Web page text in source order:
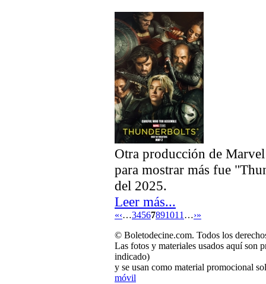
Otra producción de
para mostrar más fue
del 2025.
Leer más...
«‹…34567891011 …›»
© Boletodecine.com. Todos los
Las fotos y materiales usados aquí son
indicado)
y se usan como material promocional
móvil